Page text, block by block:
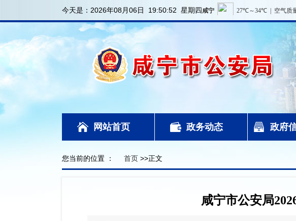
今天是： 2026年08月06日 19:50:52 星期四
网站首页 政务动态 政府
您当前的位置 ： 首页 >>正文
咸宁市公安局